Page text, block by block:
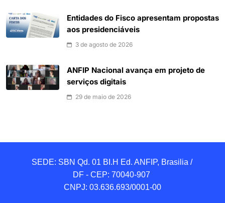
Entidades do Fisco apresentam propostas
aos presidenciáveis
3 de agosto de 2026
ANFIP Nacional avança em projeto de
serviços digitais
29 de maio de 2026
SEDE: SBN Qd. 01 BI.H Ed. ANFIP, Brasilia /
DF - CEP: 70040-907
CNPJ: 03.636.693/0001-00